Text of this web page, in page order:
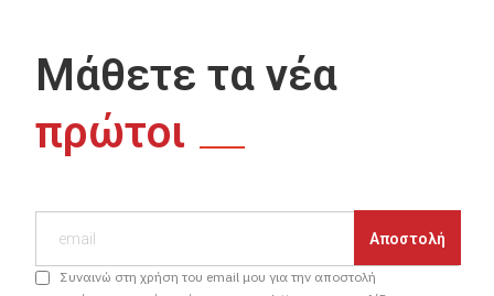
Μάθετε τα νέα
πρώτοι
Συναινώ στη χρήση του email μου για την αποστολή